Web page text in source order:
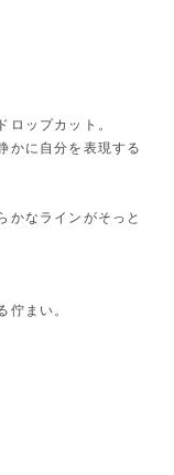
ロップカット。
かに自分を表現する
かなラインがそっと
佇まい。